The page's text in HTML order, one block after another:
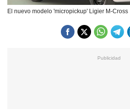
El nuevo modelo 'micropickup' Ligier M-Cross